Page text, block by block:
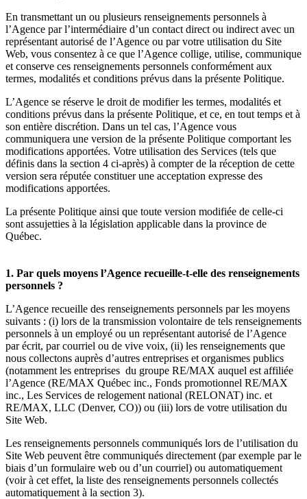
En transmettant un ou plusieurs renseignements personnels à
l’Agence par l’intermédiaire d’un contact direct ou indirect avec un
représentant autorisé de l’Agence ou par votre utilisation du Site
Web, vous consentez à ce que l’Agence collige, utilise, communique
et conserve ces renseignements personnels conformément aux
termes, modalités et conditions prévus dans la présente Politique.
L’Agence se réserve le droit de modifier les termes, modalités et
conditions prévus dans la présente Politique, et ce, en tout temps et à
son entière discrétion. Dans un tel cas, l’Agence vous
communiquera une version de la présente Politique comportant les
modifications apportées. Votre utilisation des Services (tels que
définis dans la section 4 ci-après) à compter de la réception de cette
version sera réputée constituer une acceptation expresse des
modifications apportées.
La présente Politique ainsi que toute version modifiée de celle-ci
sont assujetties à la législation applicable dans la province de
Québec.
1. Par quels moyens l’Agence recueille-t-elle des renseignements
personnels ?
L’Agence recueille des renseignements personnels par les moyens
suivants : (i) lors de la transmission volontaire de tels renseignements
personnels à un employé ou un représentant autorisé de l’Agence
par écrit, par courriel ou de vive voix, (ii) les renseignements que
nous collectons auprès d’autres entreprises et organismes publics
(notamment les entreprises du groupe RE/MAX auquel est affiliée
l’Agence (RE/MAX Québec inc., Fonds promotionnel RE/MAX
inc., Les Services de relogement national (RELONAT) inc. et
RE/MAX, LLC (Denver, CO)) ou (iii) lors de votre utilisation du
Site Web.
Les renseignements personnels communiqués lors de l’utilisation du
Site Web peuvent être communiqués directement (par exemple par le
biais d’un formulaire web ou d’un courriel) ou automatiquement
(voir à cet effet, la liste des renseignements personnels collectés
automatiquement à la section 3).